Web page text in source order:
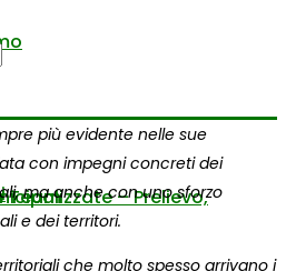
Team – Prelievo,
più evidente nelle sue
con impegni concreti dei
ma anche con uno sforzo
e dei territori.
che molto spesso arrivano i